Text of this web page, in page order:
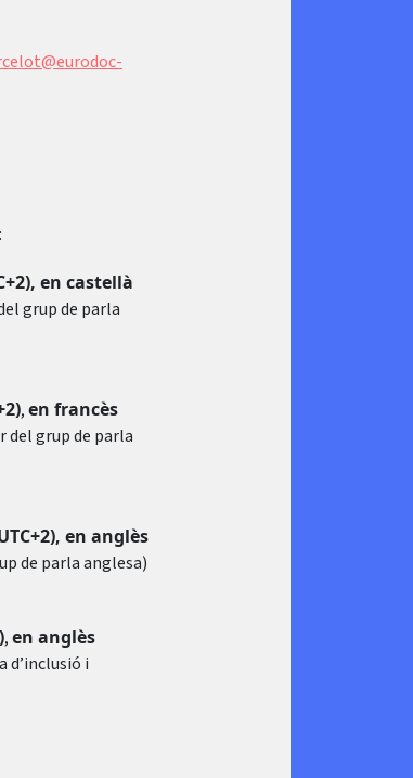
en castellà
grup de parla
,en francès
del grup de parla
en anglès
de parla anglesa)
,en anglès
d’inclusió i